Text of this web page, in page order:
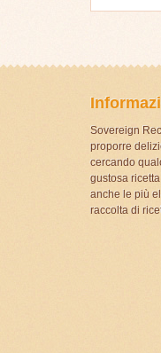
Sovereign
proporre
cercando
gustosa
anche le più
raccolta di